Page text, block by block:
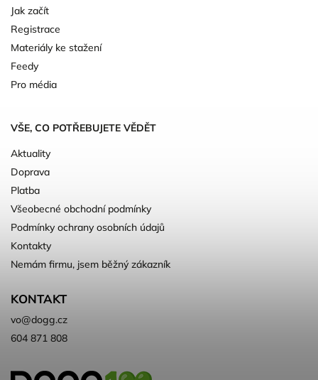
Jak začít
Registrace
Materiály ke stažení
Feedy
Pro média
VŠE, CO POTŘEBUJETE VĚDĚT
Aktuality
Doprava
Platba
Všeobecné obchodní podmínky
Podmínky ochrany osobních údajů
Kontakty
Nemám firmu, jsem běžný zákazník
KONTAKT
vo@dogg.cz
604 871 808